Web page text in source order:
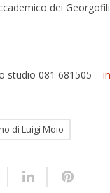
dei
studio 081 681505 –
di Luigi Moio